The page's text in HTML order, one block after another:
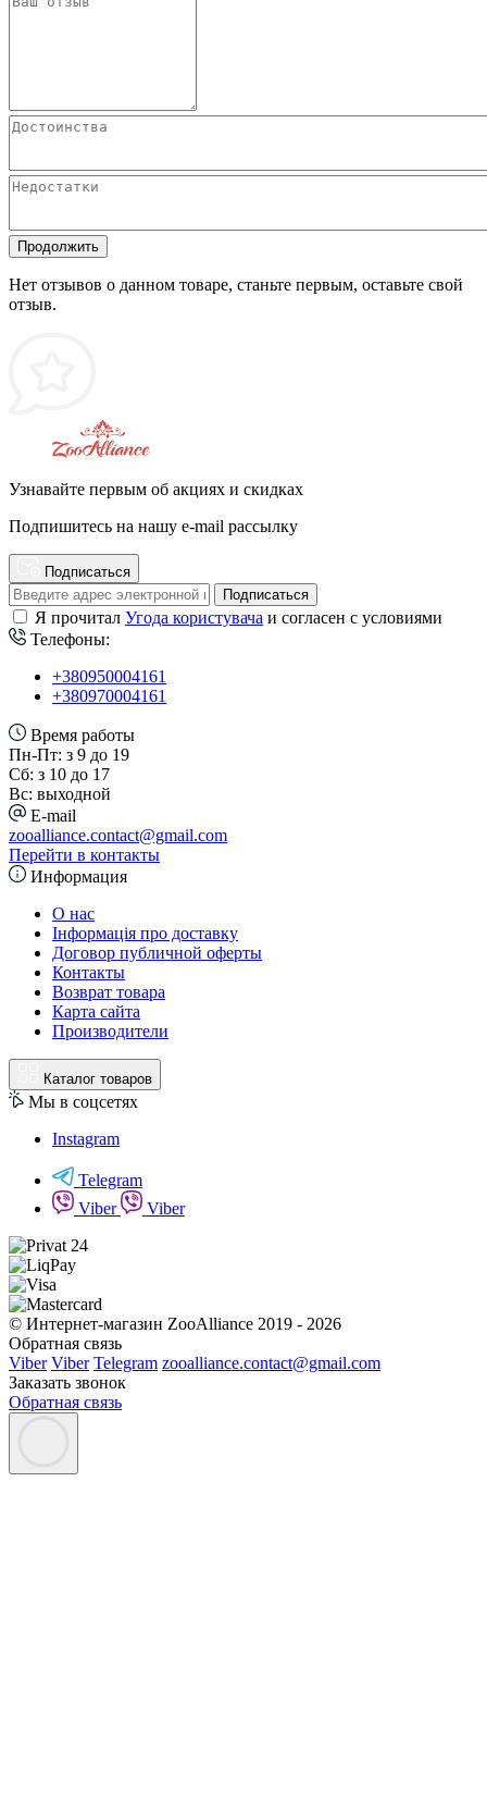
Продолжить
Нет отзывов о данном товаре, станьте первым, оставьте свой
отзыв.
Узнавайте первым об акциях и скидках
Подпишитесь на нашу e-mail рассылку
Подписаться
Подписаться
Я прочитал Угода користувача и согласен с условиями
Телефоны:
+380950004161
+380970004161
Время работы
Пн-Пт: з 9 до 19
Сб: з 10 до 17
Вс: выходной
E-mail
zooalliance.contact@gmail.com
Перейти в контакты
Информация
О нас
Інформація про доставку
Договор публичной оферты
Контакты
Возврат товара
Карта сайта
Производители
Каталог товаров
Мы в соцсетях
Instagram
Telegram
Viber
Viber
© Интернет-магазин ZooAlliance 2019 - 2026
Обратная связь
Viber Viber Telegram zooalliance.contact@gmail.com
Заказать звонок
Обратная связь